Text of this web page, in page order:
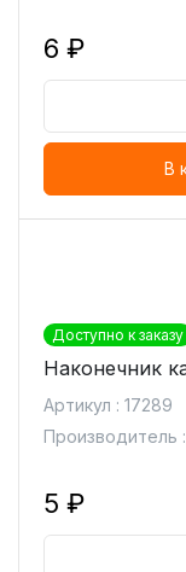
6 ₽
В
Доступно к заказу
Наконечник
Артикул : 17289
Производитель
5 ₽